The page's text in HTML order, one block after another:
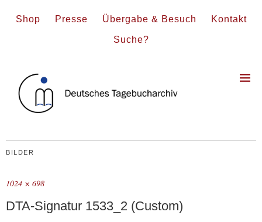
Shop Presse Übergabe & Besuch Kontakt
Suche?
BILDER
1024 × 698
DTA-Signatur 1533_2 (Custom)